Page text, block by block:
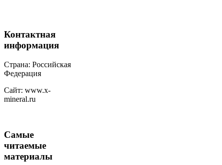
Контактная
информация
Страна: Российская
Федерация
Сайт: www.x-
mineral.ru
Самые
читаемые
материалы